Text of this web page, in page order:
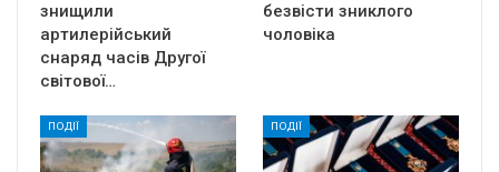
знищили
артилерійський
снаряд часів Другої
світової…
безвісти зниклого
чоловіка
ПОДІЇ ПОДІЇ